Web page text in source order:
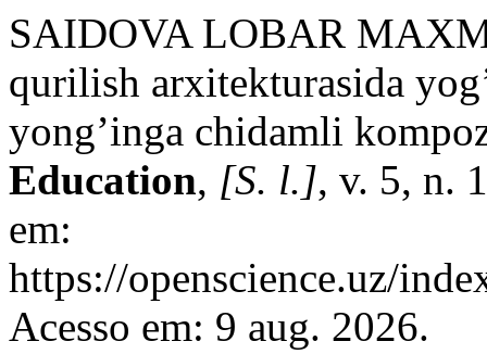
SAIDOVA LOBAR
qurilish arxitekturasida
yong’inga chidamli
Education, [S. l.], v. 5, n.
em:
https://openscience.uz/
Acesso em: 9 aug. 2026.